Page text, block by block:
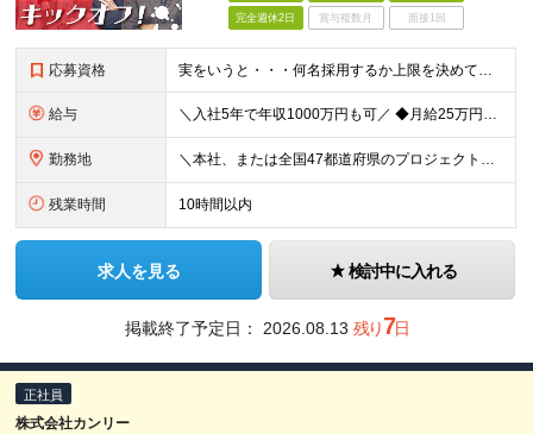
完全週休2日 賞与複数月 面接1回
応募資格 実をいうと・・・何名採用するか上限を決めていません！ なので、カルチャーフィットする方は【全員採用】します！ ＼弊社のカルチャーに合う方／ □人に喜んでもらうことが好き □何かに打ち込む人を応援した
給与 ＼入社5年で年収1000万円も可／ ◆月給25万円～70万円＋賞与 ※経験・能力などを考慮の上、決定いたします。 ※残業代は別途全額支給いたします。 ※試用期間は6ヶ月です。その間の雇用形態は契約
勤務地 ＼本社、または全国47都道府県のプロジェクト先／ ◎希望に合わせた勤務地でご活躍いただけます！ ◎引っ越しを伴う転勤はございません。 【本社】 東京都中央区銀座1-7-16 コミット銀座ビル4F
残業時間 10時間以内
求人を見る 検討中に入れる
掲載終了予定日： 2026.08.13 残り7日
正社員
株式会社カンリー